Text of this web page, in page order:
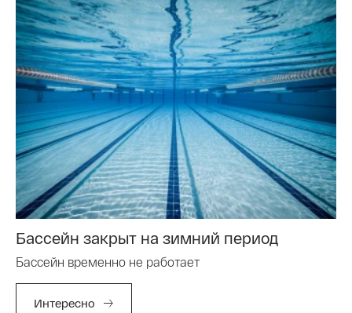
Бассейн закрыт на зимний период
Бассейн временно не работает
Интересно